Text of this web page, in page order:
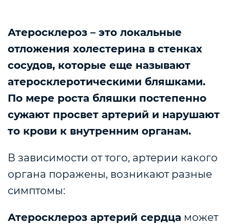
Атеросклероз – это локальные
отложения холестерина в стенках
сосудов, которые еще называют
атеросклеротическими бляшками.
По мере роста бляшки постепенно
сужают просвет артерий и нарушают
то крови к внутренним органам.
В зависимости от того, артерии какого
органа поражены, возникают разные
симптомы:
Атеросклероз артерий сердца может